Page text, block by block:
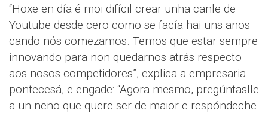
“Hoxe en día é moi difícil crear unha canle de
Youtube desde cero como se facía hai uns anos
cando nós comezamos. Temos que estar sempre
innovando para non quedarnos atrás respecto
aos nosos competidores”, explica a empresaria
pontecesá, e engade: “Agora mesmo, pregúntaslle
a un neno que quere ser de maior e respóndeche